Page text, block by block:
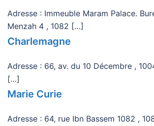
Adresse : Immeuble Maram Palace.
Menzah 4 , 1082 […]
Charlemagne
Adresse : 66, av. du 10 Décembre ,
[…]
Marie Curie
Adresse : 64, rue Ibn Bassem 1082 ,